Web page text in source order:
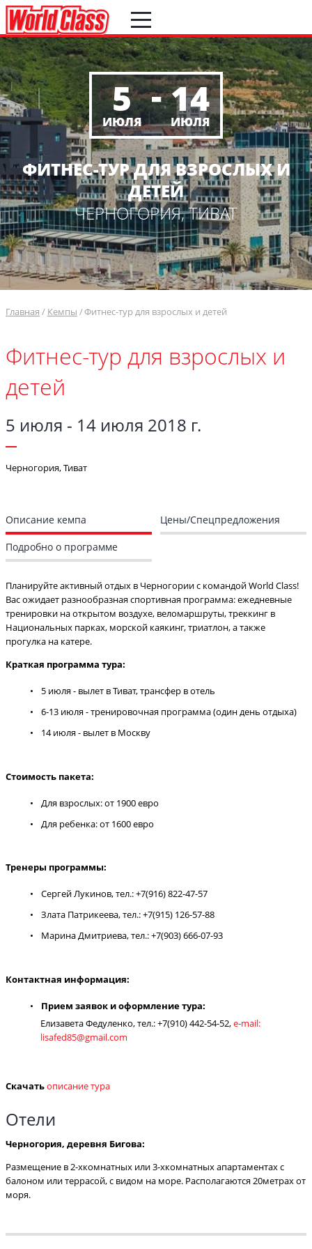
5
ИЮЛЯ
- 14
ИЮЛЯ
ФИТНЕС-ТУР ДЛЯ ВЗРОСЛЫХ И
ДЕТЕЙ
ЧЕРНОГОРИЯ, ТИВАТ
Главная Кемпы Фитнес-тур для взрослых и детей
Фитнес-тур для взрослых и
детей
5 июля - 14 июля 2018 г.
Черногория, Тиват
Описание кемпа Цены/Спецпредложения
Подробно о программе
Планируйте активный отдых в Черногории с командой World Class!
Вас ожидает разнообразная спортивная программа: ежедневные
тренировки на открытом воздухе, веломаршруты, треккинг в
Национальных парках, морской каякинг, триатлон, а также
прогулка на катере.
Краткая программа тура:
5 июля - вылет в Тиват, трансфер в отель
6-13 июля - тренировочная программа (один день отдыха)
14 июля - вылет в Москву
Стоимость пакета:
Для взрослых: от 1900 евро
Для ребенка: от 1600 евро
Тренеры программы:
Сергей Лукинов, тел.: +7(916) 822-47-57
Злата Патрикеева, тел.: +7(915) 126-57-88
Марина Дмитриева, тел.: +7(903) 666-07-93
Контактная информация:
Прием заявок и оформление тура:
Елизавета Федуленко, тел.: +7(910) 442-54-52,e-mail:
lisafed85@gmail.com
Скачатьописание тура
Отели
Черногория, деревня Бигова:
Размещение в 2-хкомнатных или 3-хкомнатных апартаментах с
балоном или террасой, с видом на море. Располагаются 20метрах от
моря.